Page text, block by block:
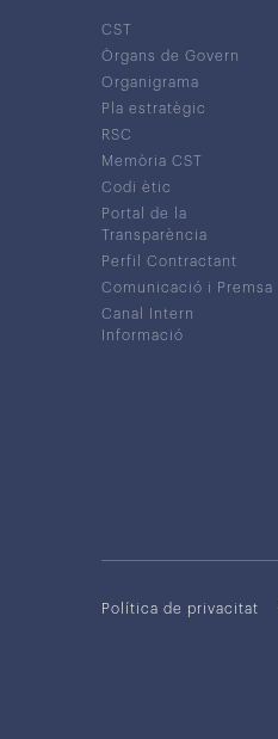
CST
Òrgans de Govern
Organigrama
Pla estratègic
RSC
Memòria CST
Codi ètic
Portal de la
Transparència
Perfil Contractant
Comunicació i Premsa
Canal Intern
Informació
Política de privacitat